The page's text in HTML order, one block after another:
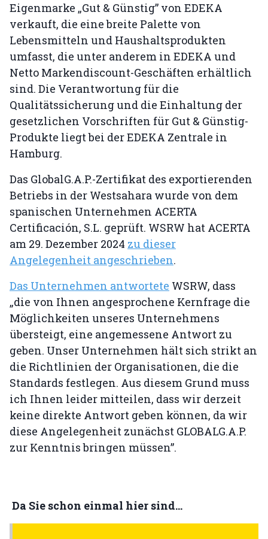
Eigenmarke „Gut & Günstig” von EDEKA
verkauft, die eine breite Palette von
Lebensmitteln und Haushaltsprodukten
umfasst, die unter anderem in EDEKA und
Netto Markendiscount-Geschäften erhältlich
sind. Die Verantwortung für die
Qualitätssicherung und die Einhaltung der
gesetzlichen Vorschriften für Gut & Günstig-
Produkte liegt bei der EDEKA Zentrale in
Hamburg.
Das GlobalG.A.P.-Zertifikat des exportierenden
Betriebs in der Westsahara wurde von dem
spanischen Unternehmen ACERTA
Certificación, S.L. geprüft. WSRW hat ACERTA
am 29. Dezember 2024 zu dieser
Angelegenheit angeschrieben.
Das Unternehmen antwortete WSRW, dass
„die von Ihnen angesprochene Kernfrage die
Möglichkeiten unseres Unternehmens
übersteigt, eine angemessene Antwort zu
geben. Unser Unternehmen hält sich strikt an
die Richtlinien der Organisationen, die die
Standards festlegen. Aus diesem Grund muss
ich Ihnen leider mitteilen, dass wir derzeit
keine direkte Antwort geben können, da wir
diese Angelegenheit zunächst GLOBALG.A.P.
zur Kenntnis bringen müssen”.
Da Sie schon einmal hier sind...